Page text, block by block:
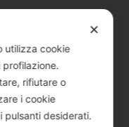
✕
utilizza cookie
rifiutare o
i cookie
pulsanti desiderati.